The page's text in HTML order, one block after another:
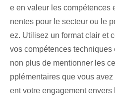
e en valeur les compétences
nentes pour le secteur ou le
ez. Utilisez un format clair⁢ et
vos compétences
non plus de mentionner les
pplémentaires que vous
ent votre engagement